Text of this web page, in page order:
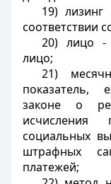
19)
соответствии
20) лицо -
лицо;
21)
показатель,
законе о
социальных
штрафных
платежей;